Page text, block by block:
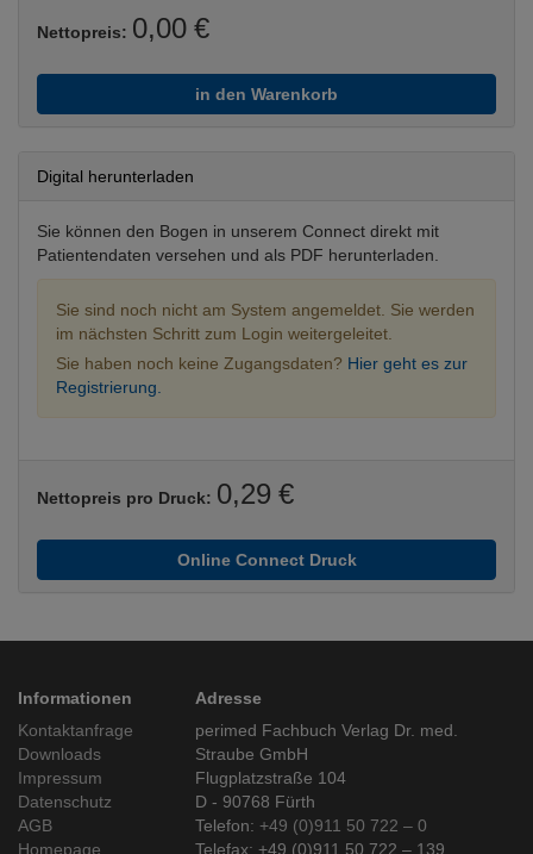
Orthopädie, Traumatologie
Arthroskopie
Psychiatrie
Radiologie
Urologie
Diagnostik
Nettopreis: 0,00 €
in den Warenkorb
Digital herunterladen
Sie können den Bogen in unserem Connect direkt mit
Patientendaten versehen und als PDF herunterladen.
Sie sind noch nicht am System angemeldet. Sie werden
im nächsten Schritt zum Login weitergeleitet.
Sie haben noch keine Zugangsdaten? Hier geht es zur
Registrierung.
Nettopreis pro Druck: 0,29 €
Online Connect Druck
Informationen
Kontaktanfrage
Downloads
Impressum
Datenschutz
AGB
Homepage
Adresse
perimed Fachbuch Verlag Dr. med.
Straube GmbH
Flugplatzstraße 104
D - 90768 Fürth
Telefon:+49 (0)911 50 722 – 0
Telefax: +49 (0)911 50 722 – 139